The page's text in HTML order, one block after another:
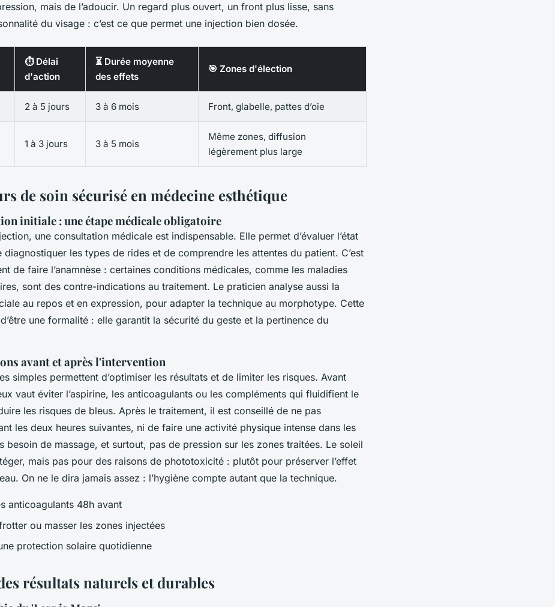
mais de l’adoucir. Un regard plus ouvert, un front plus lisse, sans
du visage : c’est ce que permet une injection bien dosée.
⏱ Délai
d'action
⏳ Durée moyenne
des effets
🎯 Zones d'élection
2 à 5 jours 3 à 6 mois Front, glabelle, pattes d’oie
1 à 3 jours 3 à 5 mois
Même zones, diffusion
légèrement plus large
de soin sécurisé en médecine esthétique
initiale : une étape médicale obligatoire
une consultation médicale est indispensable. Elle permet d’évaluer l’état
diagnostiquer les types de rides et de comprendre les attentes du patient. C’est
de faire l’anamnèse : certaines conditions médicales, comme les maladies
sont des contre-indications au traitement. Le praticien analyse aussi la
au repos et en expression, pour adapter la technique au morphotype. Cette
une formalité : elle garantit la sécurité du geste et la pertinence du
avant et après l'intervention
simples permettent d’optimiser les résultats et de limiter les risques. Avant
vaut éviter l’aspirine, les anticoagulants ou les compléments qui fluidifient le
les risques de bleus. Après le traitement, il est conseillé de ne pas
les deux heures suivantes, ni de faire une activité physique intense dans les
besoin de massage, et surtout, pas de pression sur les zones traitées. Le soleil
mais pas pour des raisons de phototoxicité : plutôt pour préserver l’effet
On ne le dira jamais assez : l’hygiène compte autant que la technique.
anticoagulants 48h avant
ou masser les zones injectées
protection solaire quotidienne
résultats naturels et durables